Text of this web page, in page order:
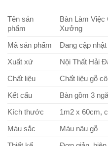
Tên sản
phẩm
Bàn Làm
Xưởng
Mã sản phẩm
Đang cập nhật
Xuất xứ
Nội Thất Hải
Chất liệu
Chất liệu gỗ
Kết cấu
Bàn gồm 3
Kích thước
1m2 x 60cm,
Màu sắc
Màu nâu gỗ